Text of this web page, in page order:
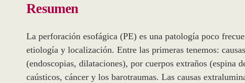
Resumen
La perforación esofágica (PE) es una patología poco
etiología y localización. Entre las primeras tenemos:
(endoscopias, dilataciones), por cuerpos extraños (espina
caústicos, cáncer y los barotraumas. Las causas